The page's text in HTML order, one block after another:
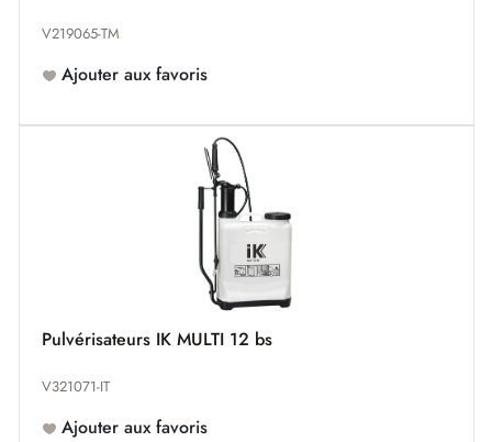
V219065-TM
Ajouter aux favoris
Pulvérisateurs IK MULTI 12 bs
V321071-IT
Ajouter aux favoris